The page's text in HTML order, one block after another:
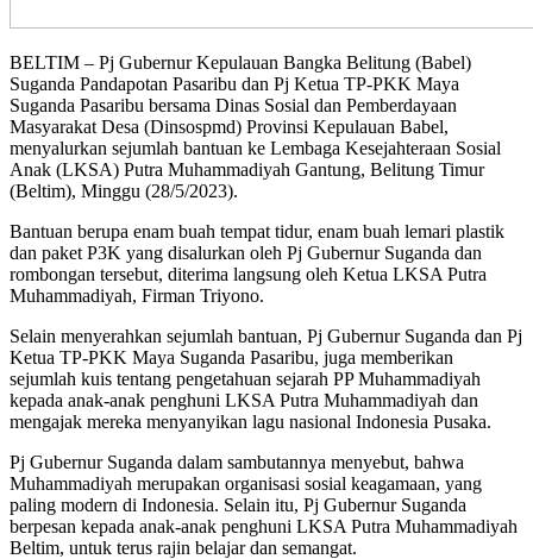
BELTIM – Pj Gubernur Kepulauan Bangka Belitung (Babel)
Suganda Pandapotan Pasaribu dan Pj Ketua TP-PKK Maya
Suganda Pasaribu bersama Dinas Sosial dan Pemberdayaan
Masyarakat Desa (Dinsospmd) Provinsi Kepulauan Babel,
menyalurkan sejumlah bantuan ke Lembaga Kesejahteraan Sosial
Anak (LKSA) Putra Muhammadiyah Gantung, Belitung Timur
(Beltim), Minggu (28/5/2023).
Bantuan berupa enam buah tempat tidur, enam buah lemari plastik
dan paket P3K yang disalurkan oleh Pj Gubernur Suganda dan
rombongan tersebut, diterima langsung oleh Ketua LKSA Putra
Muhammadiyah, Firman Triyono.
Selain menyerahkan sejumlah bantuan, Pj Gubernur Suganda dan Pj
Ketua TP-PKK Maya Suganda Pasaribu, juga memberikan
sejumlah kuis tentang pengetahuan sejarah PP Muhammadiyah
kepada anak-anak penghuni LKSA Putra Muhammadiyah dan
mengajak mereka menyanyikan lagu nasional Indonesia Pusaka.
Pj Gubernur Suganda dalam sambutannya menyebut, bahwa
Muhammadiyah merupakan organisasi sosial keagamaan, yang
paling modern di Indonesia. Selain itu, Pj Gubernur Suganda
berpesan kepada anak-anak penghuni LKSA Putra Muhammadiyah
Beltim, untuk terus rajin belajar dan semangat.